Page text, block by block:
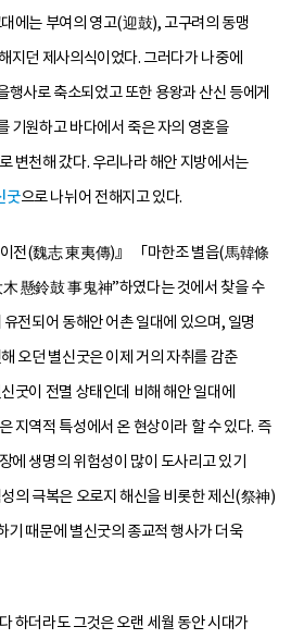
에는 부여의 영고(迎鼓), 고구려의 동맹
지던 제사의식이었다. 그러다가 나중에
행사로 축소되었고 또한 용왕과 산신 등에게
기원하고 바다에서 죽은 자의 영혼을
변천해 갔다. 우리나라 해안 지방에서는
굿으로 나뉘어 전해지고 있다.
전(魏志 東夷傳)』 「마한조 별읍(馬韓條
懸鈴鼓 事鬼神”하였다는 것에서 찾을 수
전되어 동해안 어촌 일대에 있으며, 일명
오던 별신굿은 이제 거의 자취를 감춘
굿이 전멸 상태인데 비해 해안 일대에
지역적 특성에서 온 현상이라 할 수 있다. 즉
에 생명의 위험성이 많이 도사리고 있기
의 극복은 오로지 해신을 비롯한 제신(祭神)
때문에 별신굿의 종교적 행사가 더욱
하더라도 그것은 오랜 세월 동안 시대가